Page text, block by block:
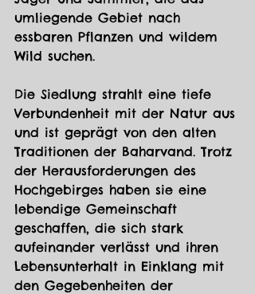
umliegende Gebiet nach
essbaren Pflanzen und wildem
Wild suchen.
Die Siedlung strahlt eine tiefe
Verbundenheit mit der Natur aus
und ist geprägt von den alten
Traditionen der Baharvand. Trotz
der Herausforderungen des
Hochgebirges haben sie eine
lebendige Gemeinschaft
geschaffen, die sich stark
aufeinander verlässt und ihren
Lebensunterhalt in Einklang mit
den Gegebenheiten der